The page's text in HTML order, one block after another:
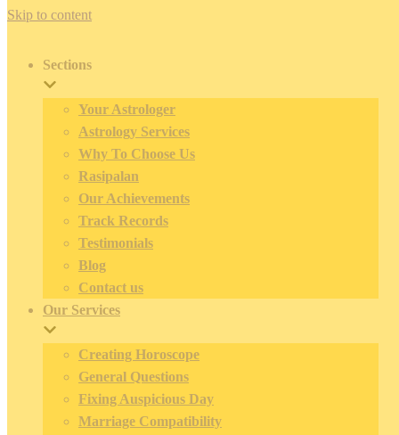
Skip to content
Sections
Your Astrologer
Astrology Services
Why To Choose Us
Rasipalan
Our Achievements
Track Records
Testimonials
Blog
Contact us
Our Services
Creating Horoscope
General Questions
Fixing Auspicious Day
Marriage Compatibility